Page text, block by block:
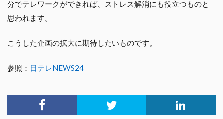
分でテレワークができれば、ストレス解消にも役立つものと
思われます。
こうした企画の拡大に期待したいものです。
参照： 日テレNEWS24